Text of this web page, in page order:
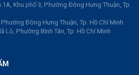
1A, Khu phố 3, Phường Đông Hưng Thuận, Tp.
Đông Hưng Thuận, Tp. Hồ Chí Minh
Lò, Phường Bình Tân, Tp. Hồ Chí Minh